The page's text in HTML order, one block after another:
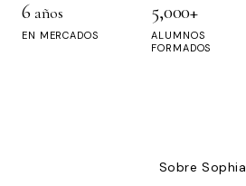
6 años
EN MERCADOS
5,000+
ALUMNOS
FORMADOS
Sobre Sophia